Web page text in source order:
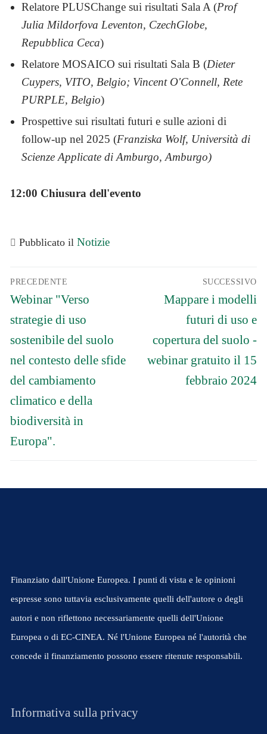
Relatore PLUSChange sui risultati Sala A (Prof
Julia Mildorfova Leventon, CzechGlobe,
Repubblica Ceca)
Relatore MOSAICO sui risultati Sala B (Dieter
Cuypers, VITO, Belgio; Vincent O'Connell, Rete
PURPLE, Belgio)
Prospettive sui risultati futuri e sulle azioni di
follow-up nel 2025 (Franziska Wolf, Università di
Scienze Applicate di Amburgo, Amburgo)
12:00 Chiusura dell'evento
Pubblicato ilNotizie
articoli
PRECEDENTE
Articolo
precedente:
Webinar "Verso
strategie di uso
sostenibile del suolo
nel contesto delle sfide
del cambiamento
climatico e della
biodiversità in
Europa".
SUCCESSIVO
Articolo
successivo:
Mappare i modelli
futuri di uso e
copertura del suolo -
webinar gratuito il 15
febbraio 2024
Finanziato dall'Unione Europea. I punti di vista e le opinioni
espresse sono tuttavia esclusivamente quelli dell'autore o degli
autori e non riflettono necessariamente quelli dell'Unione
Europea o di EC-CINEA. Né l'Unione Europea né l'autorità che
concede il finanziamento possono essere ritenute responsabili.
Informativa sulla privacy